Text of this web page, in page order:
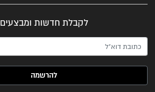
לקבלת חדשות ומבצעים
האימייל שלך (חובה)